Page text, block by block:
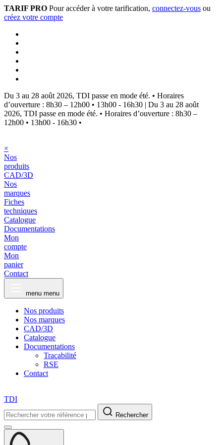
TARIF PRO Pour accéder à votre tarification, connectez-vous ou
créez votre compte
Du 3 au 28 août 2026, TDI passe en mode été. • Horaires
d’ouverture : 8h30 – 12h00 • 13h00 - 16h30 | Du 3 au 28 août
2026, TDI passe en mode été. • Horaires d’ouverture : 8h30 –
12h00 • 13h00 - 16h30 •
×
Nos
produits
CAD/3D
Nos
marques
Fiches
techniques
Catalogue
Documentations
Mon
compte
Mon
panier
Contact
menu menu
Nos produits
Nos marques
CAD/3D
Catalogue
Documentations
Traçabilité
RSE
Contact
TDI
Rechercher